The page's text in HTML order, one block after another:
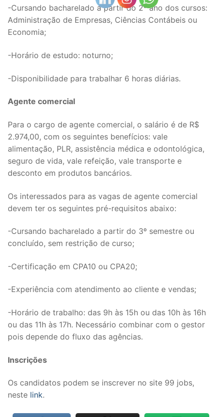
-Cursando bacharelado a partir do 2º ano dos cursos:
Administração de Empresas, Ciências Contábeis ou
Economia;
-Horário de estudo: noturno;
-Disponibilidade para trabalhar 6 horas diárias.
Agente comercial
Para o cargo de agente comercial, o salário é de R$
2.974,00, com os seguintes benefícios: vale
alimentação, PLR, assistência médica e odontológica,
seguro de vida, vale refeição, vale transporte e
desconto em produtos bancários.
Os interessados para as vagas de agente comercial
devem ter os seguintes pré-requisitos abaixo:
-Cursando bacharelado a partir do 3º semestre ou
concluído, sem restrição de curso;
-Certificação em CPA10 ou CPA20;
-Experiência com atendimento ao cliente e vendas;
-Horário de trabalho: das 9h às 15h ou das 10h às 16h
ou das 11h às 17h. Necessário combinar com o gestor
pois depende do fluxo das agências.
Inscrições
Os candidatos podem se inscrever no site 99 jobs,
neste link.